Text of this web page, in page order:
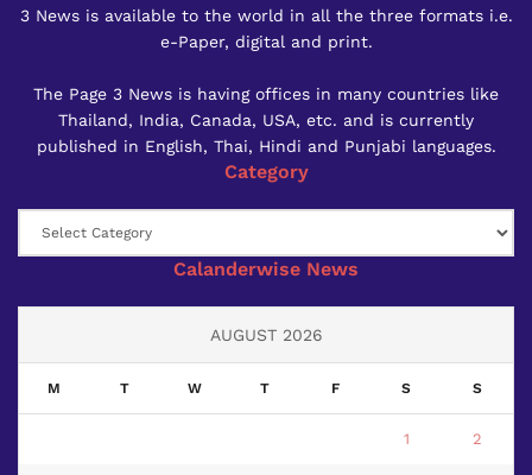
3 News is available to the world in all the three formats i.e.
e-Paper, digital and print.
The Page 3 News is having offices in many countries like
Thailand, India, Canada, USA, etc. and is currently
published in English, Thai, Hindi and Punjabi languages.
Category
Calanderwise News
AUGUST 2026
M T W T F S S
1 2